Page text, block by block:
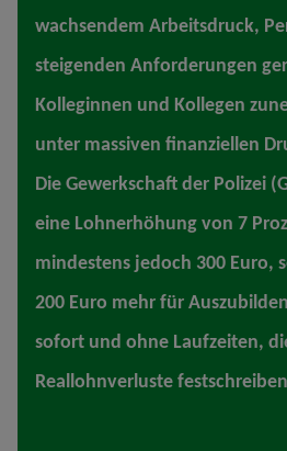
wachsendem Arbeitsdruck,
steigenden Anforderungen
Kolleginnen und Kollegen
unter massiven finanziellen
Die Gewerkschaft der Polizei
eine Lohnerhöhung von 7
mindestens jedoch 300 Euro,
200 Euro mehr für
sofort und ohne Laufzeiten,
Reallohnverluste